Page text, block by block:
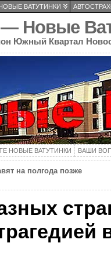
ВАТУТИНКИ
Новые
Южный Квартал
НОВЫЕ ВАТУТИНКИ ВАШИ
на полгода позже